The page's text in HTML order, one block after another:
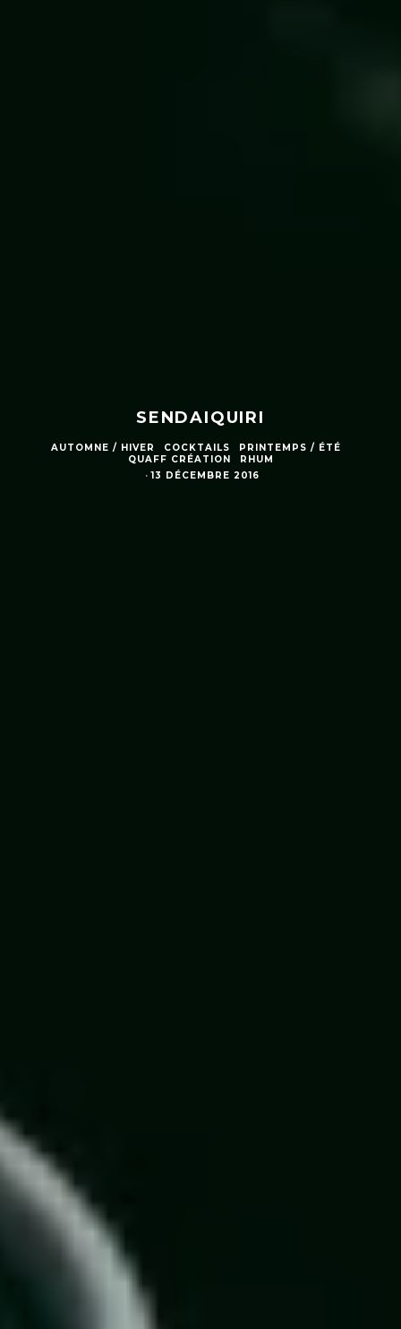
SENDAIQUIRI
AUTOMNE / HIVER COCKTAILS
PRINTEMPS / ÉTÉ
QUAFF CRÉATION
RHUM
· 13 DÉCEMBRE 2016